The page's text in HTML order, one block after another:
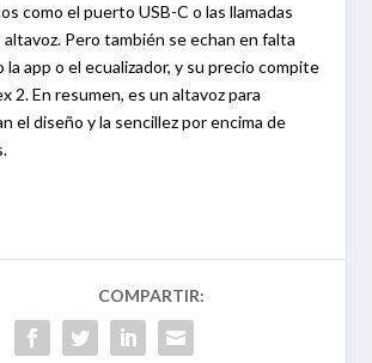
como el puerto USB-C o las llamadas
Pero también se echan en falta
la app o el ecualizador, y su precio compite
2. En resumen, es un altavoz para
el diseño y la sencillez por encima de